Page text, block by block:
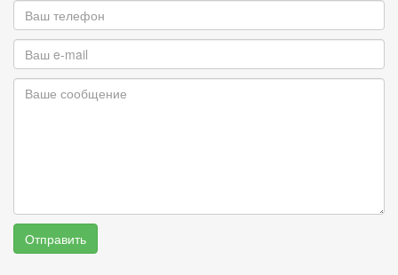
Отправить